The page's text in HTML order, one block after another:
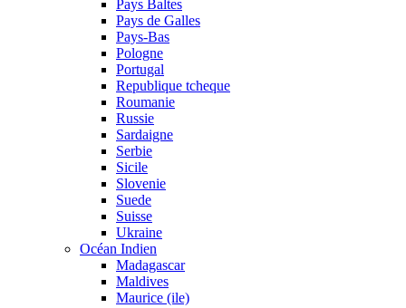
Pays Baltes
Pays de Galles
Pays-Bas
Pologne
Portugal
Republique tcheque
Roumanie
Russie
Sardaigne
Serbie
Sicile
Slovenie
Suede
Suisse
Ukraine
Océan Indien
Madagascar
Maldives
Maurice (ile)